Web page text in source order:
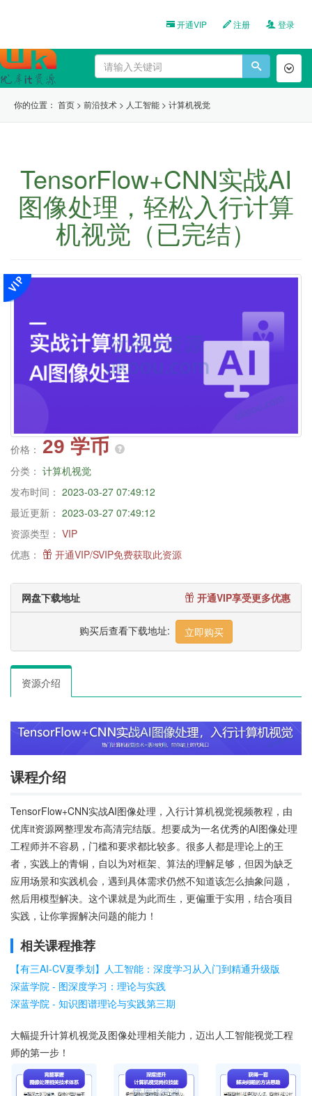
开通VIP 注册 登录
你的位置： 首页 > 前沿技术 > 人工智能 > 计算机视觉
TensorFlow+CNN实战AI
图像处理，轻松入行计算
机视觉（已完结）
价格： 29 学币
分类： 计算机视觉
发布时间： 2023-03-27 07:49:12
最近更新： 2023-03-27 07:49:12
资源类型： VIP
优惠：
开通VIP/SVIP免费获取此资源
开通VIP享受更多优惠
网盘下载地址
购买后查看下载地址: 立即购买
资源介绍
课程介绍
TensorFlow+CNN实战AI图像处理，入行计算机视觉视频教程，由
优库it资源网整理发布高清完结版。想要成为一名优秀的AI图像处理
工程师并不容易，门槛和要求都比较多。很多人都是理论上的王
者，实践上的青铜，自以为对框架、算法的理解足够，但因为缺乏
应用场景和实践机会，遇到具体需求仍然不知道该怎么抽象问题，
然后用模型解决。这个课就是为此而生，更偏重于实用，结合项目
实践，让你掌握解决问题的能力！
相关课程推荐
【有三AI-CV夏季划】人工智能：深度学习从入门到精通升级版
深蓝学院 - 图深度学习：理论与实践
深蓝学院 - 知识图谱理论与实践第三期
大幅提升计算机视觉及图像处理相关能力，迈出人工智能视觉工程
师的第一步！